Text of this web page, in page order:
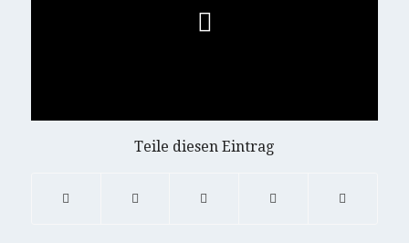
Teile diesen Eintrag